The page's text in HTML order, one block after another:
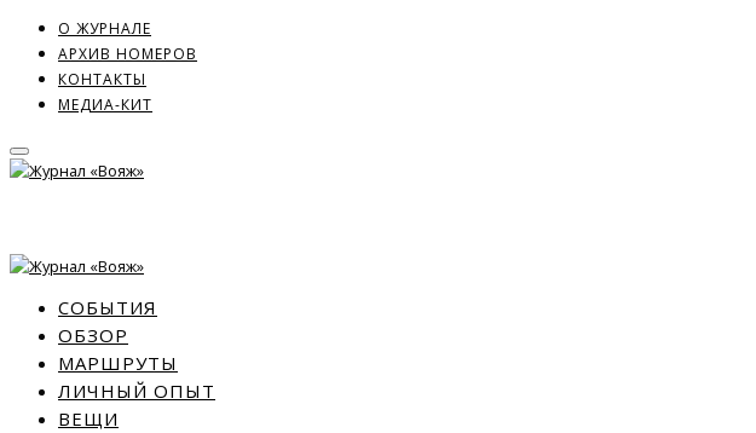
О ЖУРНАЛЕ
АРХИВ НОМЕРОВ
КОНТАКТЫ
МЕДИА-КИТ
СОБЫТИЯ
ОБЗОР
МАРШРУТЫ
ЛИЧНЫЙ ОПЫТ
ВЕЩИ